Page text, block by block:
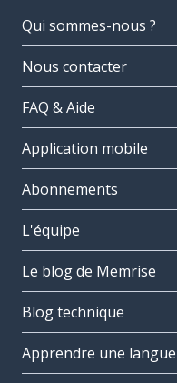
Qui sommes-nous ?
Nous contacter
FAQ & Aide
Application mobile
Abonnements
L'équipe
Le blog de Memrise
Blog technique
Apprendre une langue